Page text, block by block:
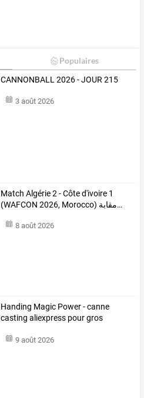
Populaires
CANNONBALL 2026 - JOUR 215
3 août 2026
Match Algérie2 -Côted'ivoire 1
(WAFCON 2026, Morocco) مقابة…
8 août 2026
Handing Magic Power-canne
casting aliexpress pourgros
9 août 2026